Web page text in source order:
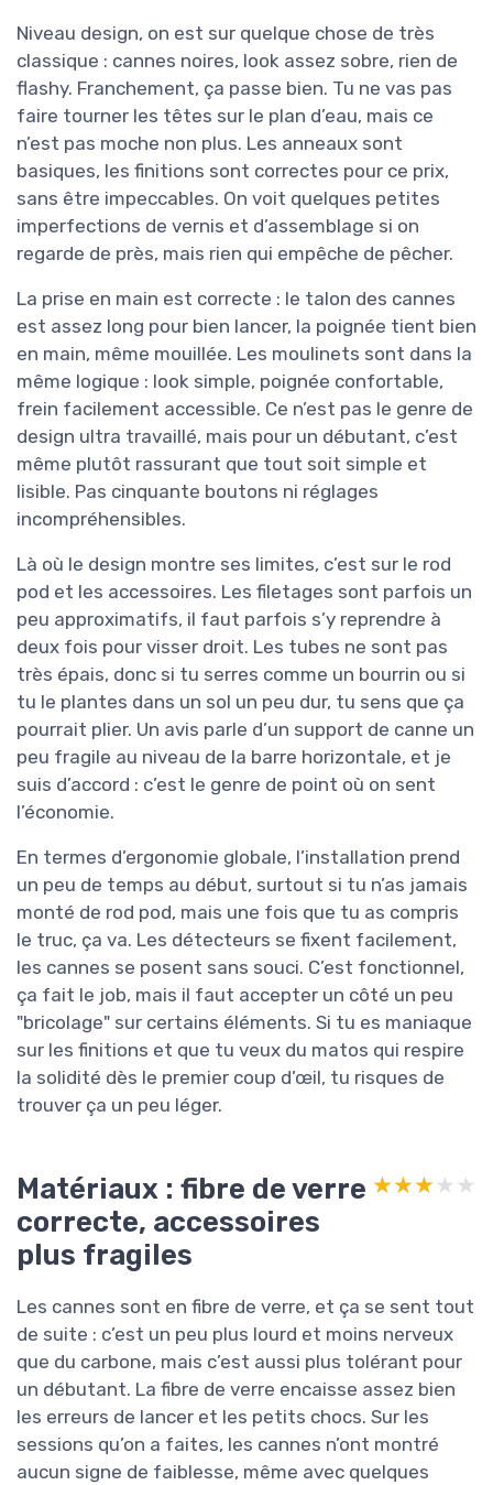
Niveau design, on est sur quelque chose de très
classique : cannes noires, look assez sobre, rien de
flashy. Franchement, ça passe bien. Tu ne vas pas
faire tourner les têtes sur le plan d’eau, mais ce
n’est pas moche non plus. Les anneaux sont
basiques, les finitions sont correctes pour ce prix,
sans être impeccables. On voit quelques petites
imperfections de vernis et d’assemblage si on
regarde de près, mais rien qui empêche de pêcher.
La prise en main est correcte : le talon des cannes
est assez long pour bien lancer, la poignée tient bien
en main, même mouillée. Les moulinets sont dans la
même logique : look simple, poignée confortable,
frein facilement accessible. Ce n’est pas le genre de
design ultra travaillé, mais pour un débutant, c’est
même plutôt rassurant que tout soit simple et
lisible. Pas cinquante boutons ni réglages
incompréhensibles.
Là où le design montre ses limites, c’est sur le rod
pod et les accessoires. Les filetages sont parfois un
peu approximatifs, il faut parfois s’y reprendre à
deux fois pour visser droit. Les tubes ne sont pas
très épais, donc si tu serres comme un bourrin ou si
tu le plantes dans un sol un peu dur, tu sens que ça
pourrait plier. Un avis parle d’un support de canne un
peu fragile au niveau de la barre horizontale, et je
suis d’accord : c’est le genre de point où on sent
l’économie.
En termes d’ergonomie globale, l’installation prend
un peu de temps au début, surtout si tu n’as jamais
monté de rod pod, mais une fois que tu as compris
le truc, ça va. Les détecteurs se fixent facilement,
les cannes se posent sans souci. C’est fonctionnel,
ça fait le job, mais il faut accepter un côté un peu
"bricolage" sur certains éléments. Si tu es maniaque
sur les finitions et que tu veux du matos qui respire
la solidité dès le premier coup d’œil, tu risques de
trouver ça un peu léger.
Matériaux : fibre de verre
correcte, accessoires
plus fragiles
★★★★★
★★★★★
Les cannes sont en fibre de verre, et ça se sent tout
de suite : c’est un peu plus lourd et moins nerveux
que du carbone, mais c’est aussi plus tolérant pour
un débutant. La fibre de verre encaisse assez bien
les erreurs de lancer et les petits chocs. Sur les
sessions qu’on a faites, les cannes n’ont montré
aucun signe de faiblesse, même avec quelques